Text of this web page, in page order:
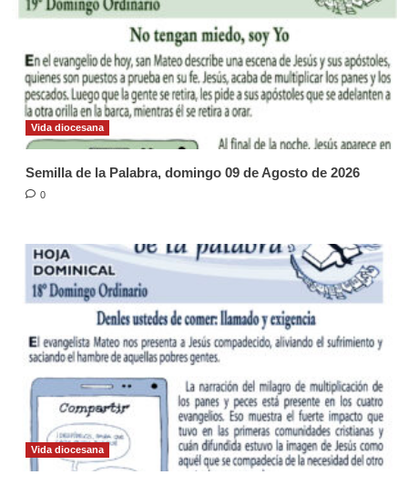
Vida diocesana
Semilla de la Palabra, domingo 09 de Agosto de 2026
0
Vida diocesana